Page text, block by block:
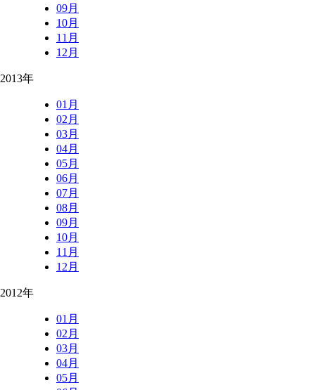
09月
10月
11月
12月
2013年
01月
02月
03月
04月
05月
06月
07月
08月
09月
10月
11月
12月
2012年
01月
02月
03月
04月
05月